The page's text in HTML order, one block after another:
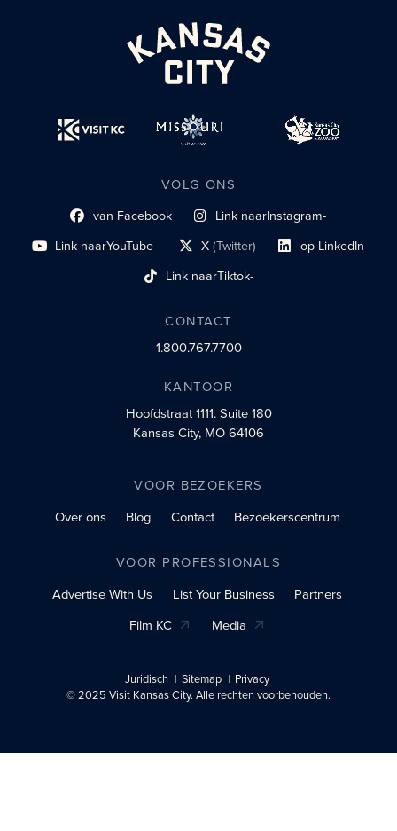
VOLG ONS
Link naar sociaal profiel
van Facebook Link naarInstagram-
sociaal profiel
Link naarYouTube-
sociaal profiel X(Twitter)
sociaal profiellink Link naar sociaal
op LinkedIn
Link naarTiktok-
sociaalprofiel
CONTACT
1.800.767.7700
KANTOOR
Hoofdstraat 1111.Suite 180
Kansas City, MO 64106
VOOR BEZOEKERS
Over ons
Blog Contact Bezoekerscentrum
VOOR PROFESSIONALS
Advertise With Us
List Your Business
Partners
Film KC
Media
Juridisch Sitemap
Privacy
© 2025 Visit Kansas City. Alle rechten voorbehouden.